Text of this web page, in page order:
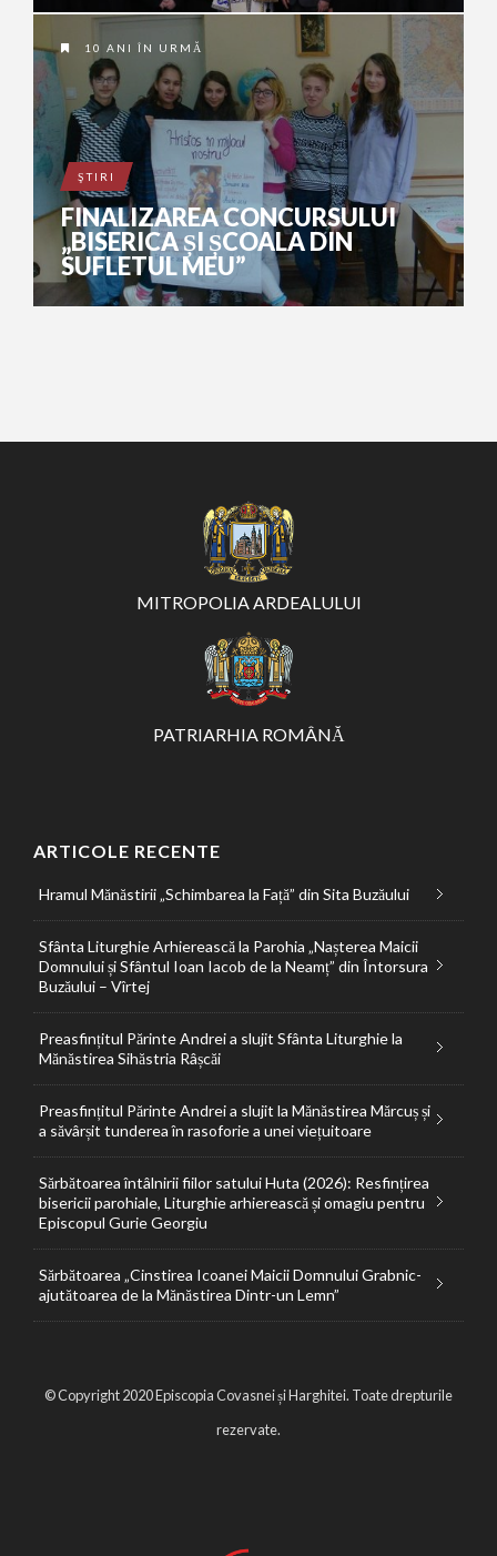
10 ANI ÎN URMĂ
ŞTIRI
FINALIZAREA CONCURSULUI
„BISERICA ȘI ȘCOALA DIN
SUFLETUL MEU”
MITROPOLIA ARDEALULUI
PATRIARHIA ROMÂNĂ
ARTICOLE RECENTE
Hramul Mănăstirii „Schimbarea la Față” din Sita Buzăului
Sfânta Liturghie Arhierească la Parohia „Nașterea Maicii
Domnului și Sfântul Ioan Iacob de la Neamț” din Întorsura
Buzăului – Vîrtej
Preasfințitul Părinte Andrei a slujit Sfânta Liturghie la
Mănăstirea Sihăstria Râșcăi
Preasfințitul Părinte Andrei a slujit la Mănăstirea Mărcuș și
a săvârșit tunderea în rasoforie a unei viețuitoare
Sărbătoarea întâlnirii fiilor satului Huta (2026): Resfințirea
bisericii parohiale, Liturghie arhierească și omagiu pentru
Episcopul Gurie Georgiu
Sărbătoarea „Cinstirea Icoanei Maicii Domnului Grabnic-
ajutătoarea de la Mănăstirea Dintr-un Lemn”
© Copyright 2020 Episcopia Covasnei și Harghitei. Toate drepturile
rezervate.